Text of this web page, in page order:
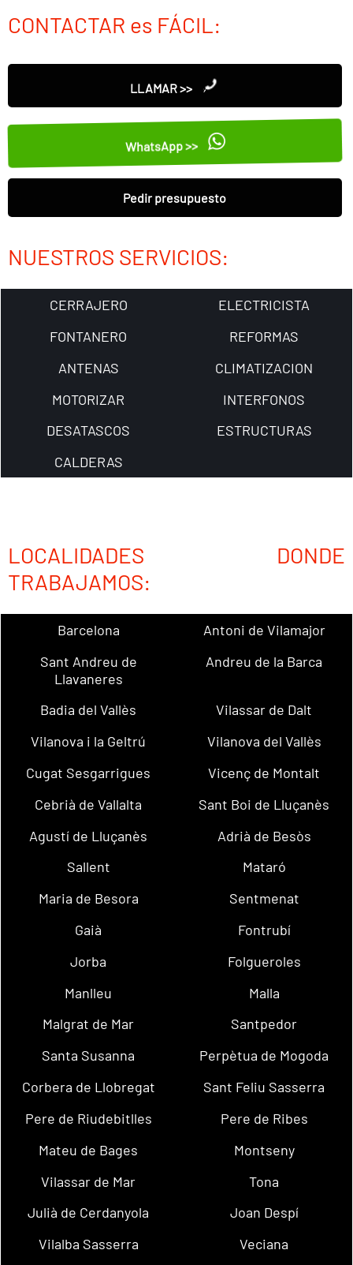
CONTACTAR es FÁCIL:
LLAMAR >>
WhatsApp >>
Pedir presupuesto
NUESTROS SERVICIOS:
CERRAJERO
ELECTRICISTA
FONTANERO
REFORMAS
ANTENAS
CLIMATIZACION
MOTORIZAR
INTERFONOS
DESATASCOS
ESTRUCTURAS
CALDERAS
LOCALIDADES DONDE
TRABAJAMOS:
Barcelona
Antoni de Vilamajor
Sant Andreu de
Llavaneres
Andreu de la Barca
Badia del Vallès
Vilassar de Dalt
Vilanova i la Geltrú
Vilanova del Vallès
Cugat Sesgarrigues
Vicenç de Montalt
Cebrià de Vallalta
Sant Boi de Lluçanès
Agustí de Lluçanès
Adrià de Besòs
Sallent
Mataró
Maria de Besora
Sentmenat
Gaià
Fontrubí
Jorba
Folgueroles
Manlleu
Malla
Malgrat de Mar
Santpedor
Santa Susanna
Perpètua de Mogoda
Corbera de Llobregat
Sant Feliu Sasserra
Pere de Riudebitlles
Pere de Ribes
Mateu de Bages
Montseny
Vilassar de Mar
Tona
Julià de Cerdanyola
Joan Despí
Vilalba Sasserra
Veciana